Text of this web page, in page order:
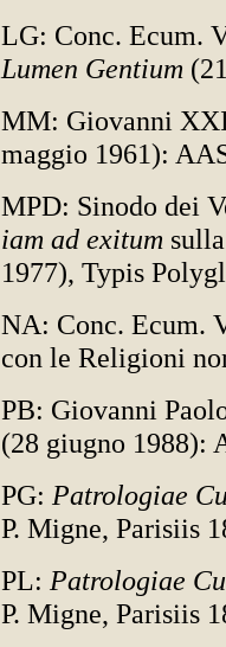
LG: Conc. Ecum.
Lumen Gentium
MM: Giovanni
maggio 1961):
MPD: Sinodo dei
iam ad exitum
1977), Typis
NA: Conc. Ecum.
con le Religioni
PB: Giovanni
(28 giugno 1988):
PG: Patrologiae
P. Migne, Parisiis
PL: Patrologiae
P. Migne, Parisiis